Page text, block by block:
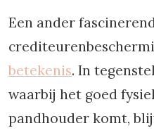
Een ander
betekenis. In
waarbij het goed
pandhouder komt,